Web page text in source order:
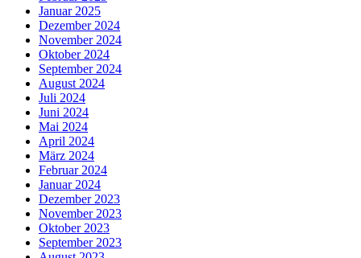
Januar 2025
Dezember 2024
November 2024
Oktober 2024
September 2024
August 2024
Juli 2024
Juni 2024
Mai 2024
April 2024
März 2024
Februar 2024
Januar 2024
Dezember 2023
November 2023
Oktober 2023
September 2023